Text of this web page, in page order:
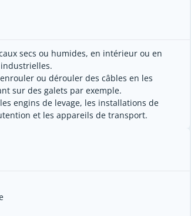
secs ou humides, en intérieur ou en
ou dérouler des câbles en les
sur des galets par exemple.
engins de levage, les installations de
et les appareils de transport.